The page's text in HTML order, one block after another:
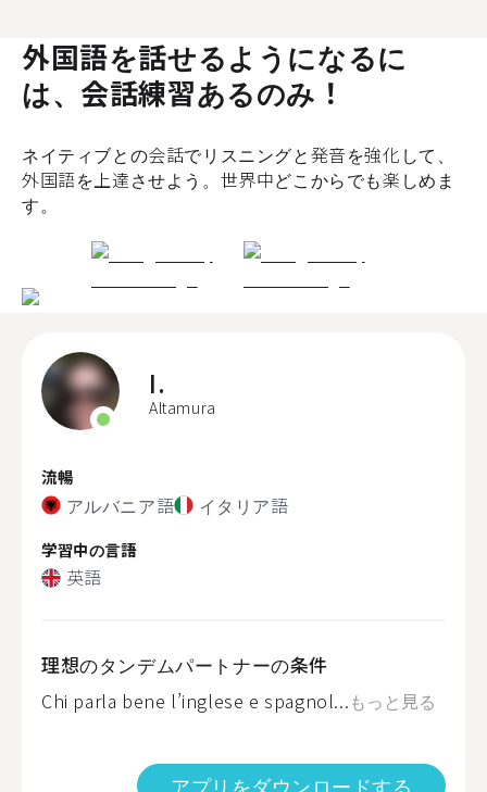
外国語を話せるようになるに
は、会話練習あるのみ！
ネイティブとの会話でリスニングと発音を強化して、
外国語を上達させよう。世界中どこからでも楽しめま
す。
I.
Altamura
流暢
アルバニア語 イタリア語
学習中の言語
英語
理想のタンデムパートナーの条件
Chi parla bene l’inglese e spagnol...もっと見る
アプリをダウンロードする